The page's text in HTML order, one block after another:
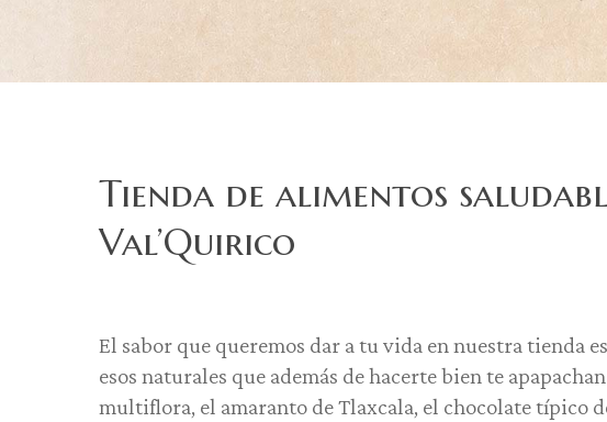
Tienda de alimentos
Val’Quirico
El sabor que queremos dar a tu vida en nuestra tienda
esos naturales que además de hacerte bien te
multiflora, el amaranto de Tlaxcala, el chocolate típico